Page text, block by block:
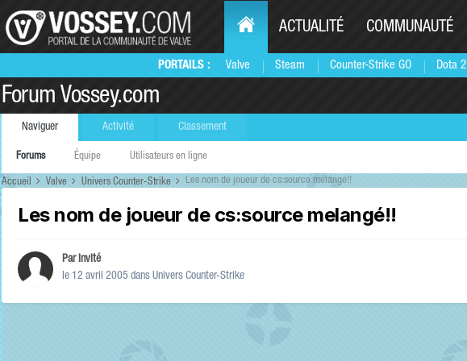
PORTAILS : Valve Steam Counter-Strike GO Dota 2
ACTUALITÉ COMMUNAUTÉ
Forum Vossey.com
Naviguer
Forums Équipe Utilisateurs en ligne
Activité Classement
Accueil Valve Univers Counter-Strike Les nom de joueur de cs:source melangé!!
Les nom de joueur de cs:source melangé!!
Par Invité
le 12 avril 2005 dans Univers Counter-Strike